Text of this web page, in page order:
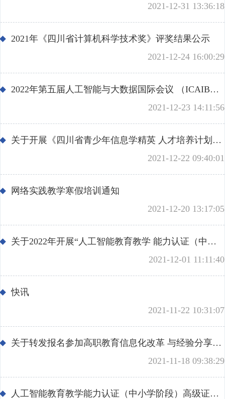
2021-12-31 13:36:18
2021年《四川省计算机科学技术奖》评奖结果公示
2021-12-24 16:00:29
2022年第五届人工智能与大数据国际会议 （ICAIBD）征稿通知
2021-12-23 14:11:56
关于开展《四川省青少年信息学精英 人才培养计划》的通知
2021-12-22 09:40:01
网络实践教学寒假培训通知
2021-12-20 13:17:05
关于2022年开展“人工智能教育教学 能力认证（中小学阶段）”的通知
2021-12-01 11:11:40
快讯
2021-11-22 10:31:07
关于转发报名参加高职教育信息化改革 与经验分享线上研讨会的通知
2021-11-18 09:38:29
人工智能教育教学能力认证（中小学阶段）高级证书第一期培训考试认证结果公示